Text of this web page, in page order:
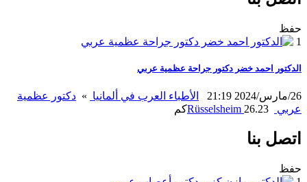
حفظ
1
الدكتور احمد خضر دكتور جراحة عظمية عربي
26/مارس/2024 21:19 الأطباء العرب في ألمانيا » دكتور عظمية
عربي
Rüsselsheim 26.23كم
اتصل بنا
حفظ